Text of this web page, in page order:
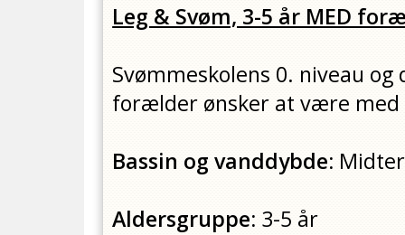
Leg & Svøm, 3-5 år MED
Svømmeskolens 0. niveau
forælder ønsker at være
Bassin og vanddybde:
Aldersgruppe: 3-5 år